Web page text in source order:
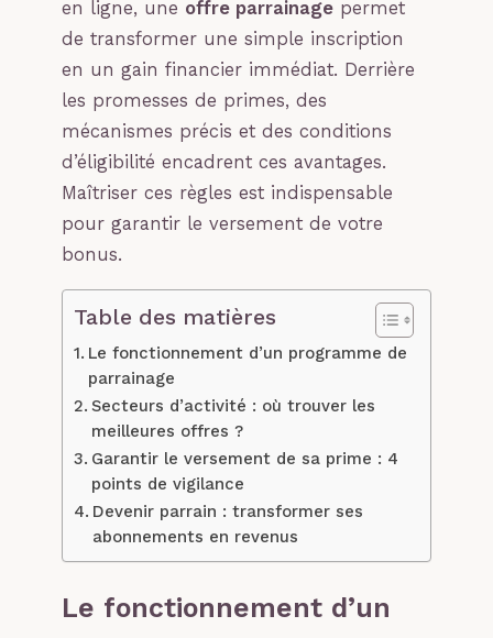
en ligne, une offre parrainage permet
de transformer une simple inscription
en un gain financier immédiat. Derrière
les promesses de primes, des
mécanismes précis et des conditions
d’éligibilité encadrent ces avantages.
Maîtriser ces règles est indispensable
pour garantir le versement de votre
bonus.
Table des matières
Le fonctionnement d’un programme de
parrainage
Secteurs d’activité : où trouver les
meilleures offres ?
Garantir le versement de sa prime : 4
points de vigilance
Devenir parrain : transformer ses
abonnements en revenus
Le fonctionnement d’un